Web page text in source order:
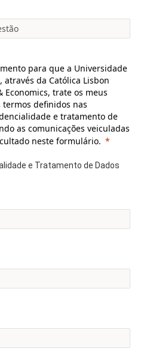
para que a Universidade
através da Católica Lisbon
Economics, trate os meus
termos definidos nas
e tratamento de
as comunicações veiculadas
neste formulário.
e Tratamento de Dados